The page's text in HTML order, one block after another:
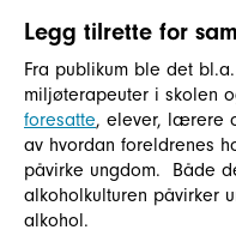
Legg tilrette for
Fra publikum ble det
miljøterapeuter i skolen
foresatte, elever, lærere
av hvordan foreldrenes
påvirke ungdom. Både
alkoholkulturen påvirker
alkohol.